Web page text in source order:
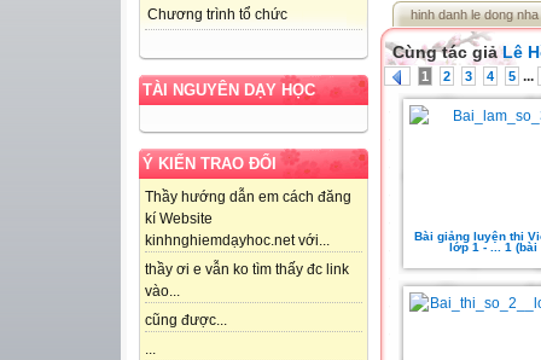
Chương trình tổ chức
TÀI NGUYÊN DẠY HỌC
Ý KIẾN TRAO ĐỔI
Thầy hướng dẫn em cách đăng
kí Website
kinhnghiemdạyhoc.net với...
thầy ơi e vẫn ko tìm thấy đc link
vào...
cũng được...
...
hinh danh le dong
Cùng tác giảLê
1 2 3 4 5 ...
Bài giảng luyện thi
lớp 1 - ... 1 (bài